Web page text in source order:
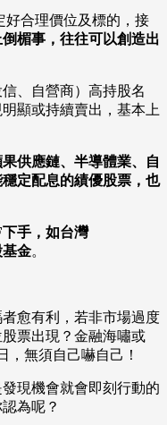
好合理價位及標的，接
楣事，往往可以創造出
、自營商）高持股名
顯或持續賣出，基本上
供應鏈、半導體業、自
定配息的績優股票，也
手，如台灣
基金。
愈有利，若非市場過度
票出現？金融海嘯或
，無須自己嚇自己！
現機會就會即刻行動的
為呢？